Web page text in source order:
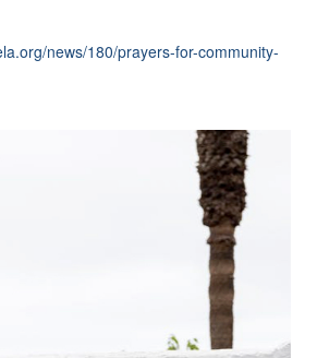
news/180/prayers-for-community-